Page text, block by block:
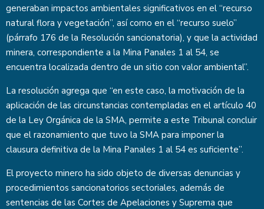
generaban impactos ambientales significativos en el “recurso
natural flora y vegetación”, así como en el “recurso suelo”
(párrafo 176 de la Resolución sancionatoria), y que la actividad
minera, correspondiente a la Mina Panales 1 al 54, se
encuentra localizada dentro de un sitio con valor ambiental”.
La resolución agrega que “en este caso, la motivación de la
aplicación de las circunstancias contempladas en el artículo 40
de la Ley Orgánica de la SMA, permite a este Tribunal concluir
que el razonamiento que tuvo la SMA para imponer la
clausura definitiva de la Mina Panales 1 al 54 es suficiente”.
El proyecto minero ha sido objeto de diversas denuncias y
procedimientos sancionatorios sectoriales, además de
sentencias de las Cortes de Apelaciones y Suprema que